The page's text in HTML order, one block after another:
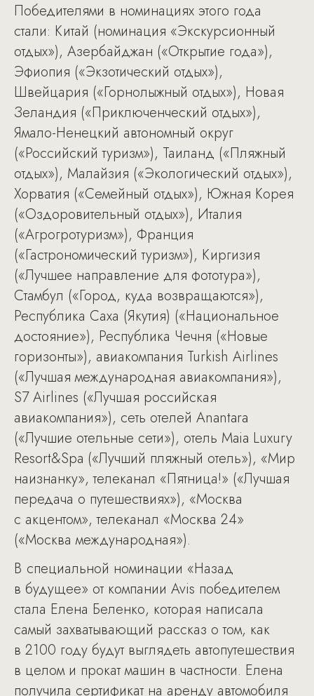
Победителями в номинациях этого года
стали: Китай (номинация «Экскурсионный
отдых»), Азербайджан («Открытие года»),
Эфиопия («Экзотический отдых»),
Швейцария («Горнолыжный отдых»), Новая
Зеландия («Приключенческий отдых»),
Ямало-Ненецкий автономный округ
(«Российский туризм»), Таиланд («Пляжный
отдых»), Малайзия («Экологический отдых»),
Хорватия («Семейный отдых»), Южная Корея
(«Оздоровительный отдых»), Италия
(«Агрогротуризм»), Франция
(«Гастрономический туризм»), Киргизия
(«Лучшее направление для фототура»),
Стамбул («Город, куда возвращаются»),
Республика Саха (Якутия) («Национальное
достояние»), Республика Чечня («Новые
горизонты»), авиакомпания Turkish Airlines
(«Лучшая международная авиакомпания»),
S7 Airlines («Лучшая российская
авиакомпания»), сеть отелей Anantara
(«Лучшие отельные сети»), отель Maia Luxury
Resort&Spa («Лучший пляжный отель»), «Мир
наизнанку», телеканал «Пятница!» («Лучшая
передача о путешествиях»), «Москва
с акцентом», телеканал «Москва 24»
(«Москва международная»).
В специальной номинации «Назад
в будущее» от компании Avis победителем
стала Елена Беленко, которая написала
самый захватывающий рассказ о том, как
в 2100 году будут выглядеть автопутешествия
в целом и прокат машин в частности. Елена
получила сертификат на аренду автомобиля